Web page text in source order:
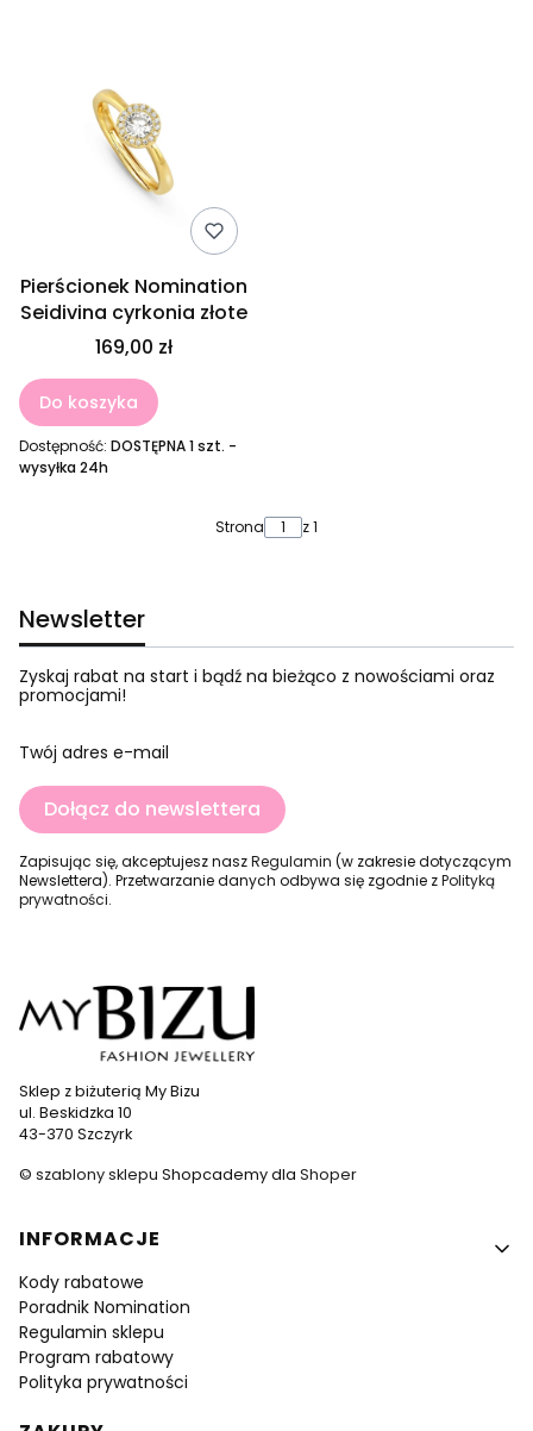
Pierścionek Nomination
Seidivina cyrkonia złote
169,00 zł
Do koszyka
Dostępność: DOSTĘPNA 1 szt. -
wysyłka 24h
Strona z 1
Newsletter
Zyskaj rabat na start i bądź na bieżąco z nowościami oraz
promocjami!
Twój adres e-mail
Dołącz do newslettera
Zapisując się, akceptujesz naszRegulamin (w zakresie dotyczącym
Newslettera). Przetwarzanie danych odbywa się zgodnie zPolityką
prywatności.
Sklep z biżuterią My Bizu
ul. Beskidzka 10
43-370 Szczyrk
© szablony sklepu Shopcademy dla Shoper
Linki w stopce
INFORMACJE
Kody rabatowe
Poradnik Nomination
Regulamin sklepu
Program rabatowy
Polityka prywatności